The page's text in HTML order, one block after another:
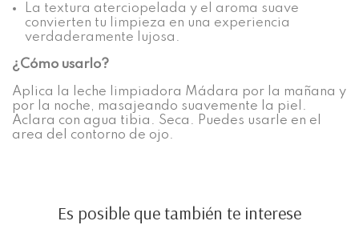
La textura aterciopelada y el aroma suave
convierten tu limpieza en una experiencia
verdaderamente lujosa.
¿Cómo usarlo?
Aplica la leche limpiadora Mádara por la mañana y
por la noche, masajeando suavemente la piel.
Aclara con agua tibia. Seca. Puedes usarle en el
area del contorno de ojo.
Es posible que también te interese